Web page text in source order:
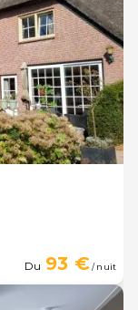
Du 93 €/ nuit